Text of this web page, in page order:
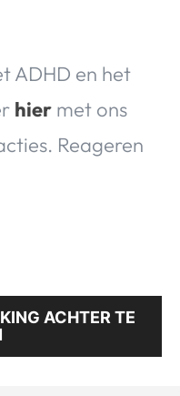
ADHD en het
hier met ons
Reageren
ACHTER TE